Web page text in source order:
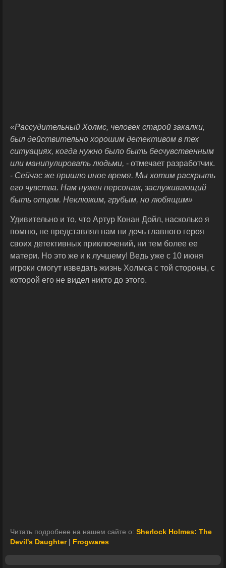
«Рассудительный Холмс, человек старой закалки,
был действительно хорошим детективом в тех
ситуациях, когда нужно было быть бесчувственным
или манипулировать людьми, - отмечает разработчик.
- Сейчас же пришло иное время. Мы хотим раскрыть
его чувства. Нам нужен персонаж, заслуживающий
быть отцом. Неклюжим, грубым, но любящим»
Удивительно и то, что Артур Конан Дойл, насколько я
помню, не представлял нам ни дочь главного героя
своих детективных приключений, ни тем более ее
матери. Но это же и к лучшему! Ведь уже с 10 июня
игроки смогут изведать жизнь Холмса с той стороны, с
которой его не видел никто до этого.
Читать подробнее на нашем сайте о: Sherlock Holmes: The
Devil's Daughter| Frogwares